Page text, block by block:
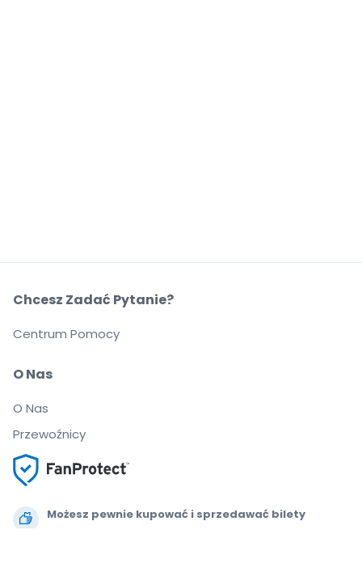
Możesz pewnie kupować i sprzedawać bilety
O Nas
O Nas
Przewoźnicy
Chcesz Zadać Pytanie?
Centrum Pomocy